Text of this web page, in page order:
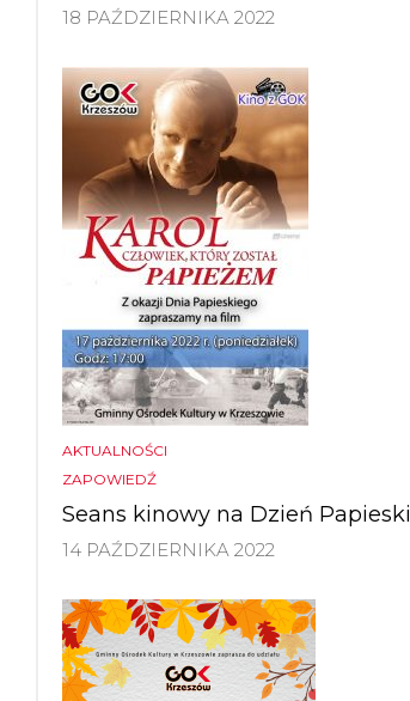
18 PAŹDZIERNIKA 2022
AKTUALNOŚCI
ZAPOWIEDŹ
Seans kinowy na Dzień Papieski
14 PAŹDZIERNIKA 2022